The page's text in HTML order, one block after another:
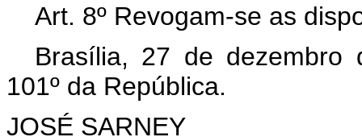
Art. 8º Revogam-se as
Brasília, 27 de dezembro
101º da República.
JOSÉ SARNEY